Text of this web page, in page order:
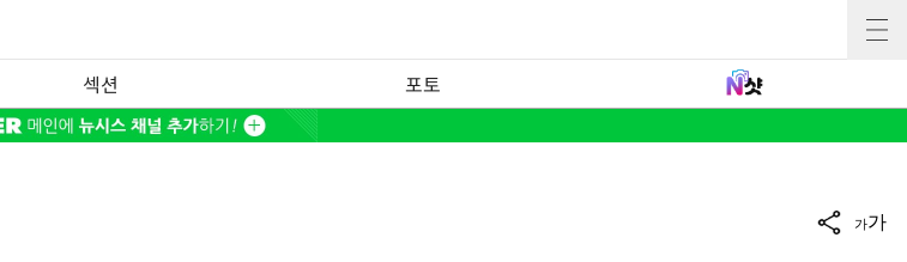
섹션 포토
가가